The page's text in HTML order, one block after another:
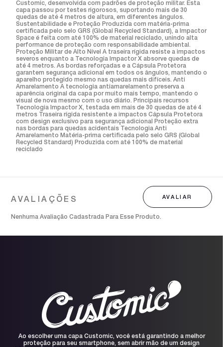
Customic, desenvolvida com padrões de proteção militar. Esta
capa passou por testes rigorosos, suportando mais de 30
quedas de até 4 metros de altura, em diferentes ângulos.
Sustentabilidade e Proteção Produzida com matéria-prima
certificada pelo selo GRS (Global Recycled Standard), a Impactor
Space é feita com até 100% de material reciclado, unindo alta
performance de proteção com responsabilidade ambiental.
Proteção Militar de Alto Nível A traseira rígida resiste a impactos
severos enquanto a Tecnologia Impactor X absorve quedas de
até 4 metros. As bordas reforçadas e a Cápsula Protetora
garantem segurança adicional em todos os ângulos, mantendo o
aparelho protegido mesmo nas quedas mais difíceis. Anti
Amarelamento A tecnologia antiamarelamento preserva a
aparência original da capa por muito mais tempo, mantendo o
visual de nova mesmo com o uso diário. Principais recursos
Tecnologia Impactor X, testada em mais de 30 quedas de até 4
metros Traseira rígida resistente a impactos Cápsula Protetora
com design exclusivo para segurança adicional Proteção extra
nas bordas para quedas acidentais Tecnologia Anti
Amarelamento Matéria-prima certificada pelo selo GRS (Global
Recycled Standard) Produzida com até 100% de material
reciclado
Nenhuma Avaliação Cadastrada Para Esse Produto.
Ao escolher uma capa Customic, você está garantindo a melhor
proteção para seu smartphone, sem abrir mão de um design